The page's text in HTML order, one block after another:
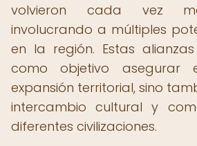
volvieron cada vez
involucrando a múltiples
en la región. Estas
como objetivo
expansión territorial, sino
intercambio cultural y
diferentes civilizaciones.